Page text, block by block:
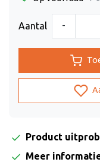
Aantal -
Product
Meer